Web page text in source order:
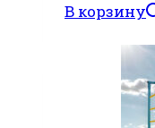
В корзину